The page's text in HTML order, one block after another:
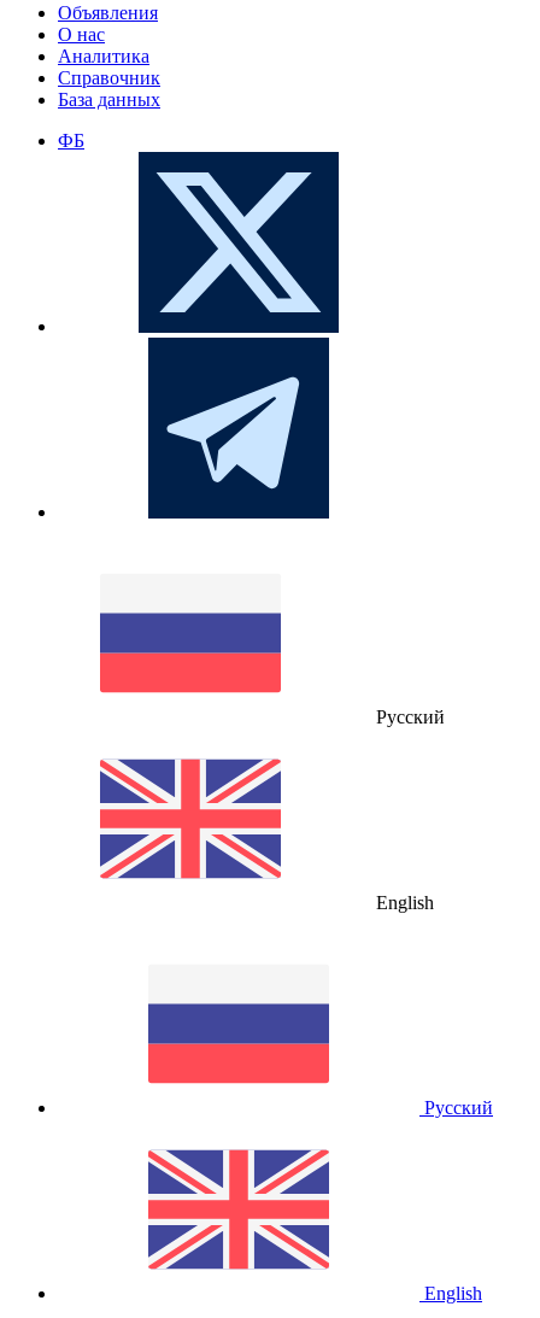
Объявления
О нас
Аналитика
Справочник
База данных
ФБ
Русский
English
Русский
English